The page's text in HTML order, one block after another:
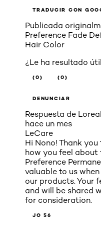
TRADUCIR CON
Publicada
Preference Fade
Hair Color
¿Le ha resultado
(0) (0)
DENUNCIAR
Respuesta de
hace un mes
LeCare
Hi Nono! Thank
how you feel
Preference
valuable to us
our products. Your
and will be shared
for consideration.
JO 56